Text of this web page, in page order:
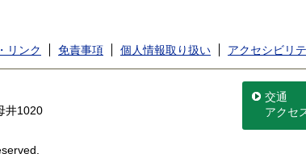
リンク 免責事項 個人情報取り扱い アクセシビリ
井1020
交通
アクセ